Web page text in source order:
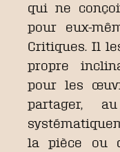
qui ne
pour eux-
Critiques. Il
propre
pour les
partager,
la pièce ou